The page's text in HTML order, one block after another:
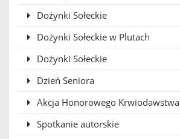
Dożynki Sołeckie
Dożynki Sołeckie w Plutach
Dożynki Sołeckie
Dzień Seniora
Akcja Honorowego Krwiodawstwa
Spotkanie autorskie